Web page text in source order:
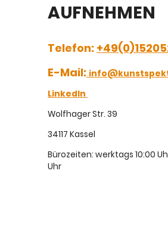
AUFNEHMEN
Telefon:
E-Mail:
LinkedIn
Wolfhager Str. 39
34117 Kassel
Bürozeiten: werktags 10:00
Uhr